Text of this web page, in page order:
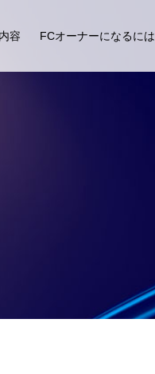
容 FCオーナーになるには